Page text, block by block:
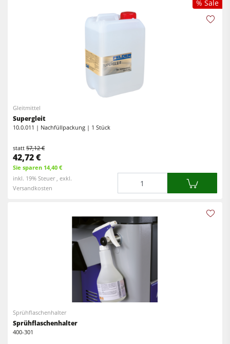
% Sale
Gleitmittel
Supergleit
10.0.011 | Nachfüllpackung | 1 Stück
statt57,12 €
42,72 €
Sie sparen 14,40 €
inkl. 19% Steuer , exkl.
Versandkosten
Sprühflaschenhalter
Sprühflaschenhalter
400-301